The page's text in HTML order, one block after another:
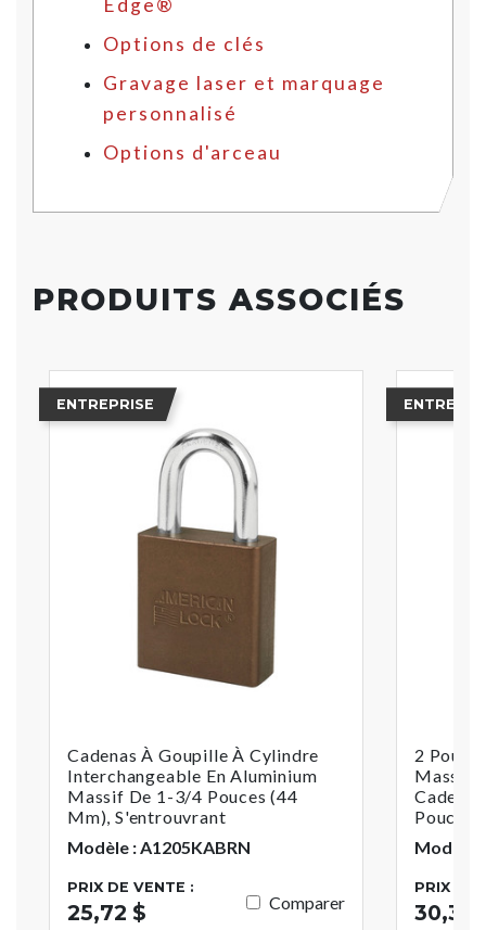
Edge®
Options de clés
Gravage laser et marquage
personnalisé
Options d'arceau
PRODUITS ASSOCIÉS
ENTREPRISE
Cadenas À Goupille À Cylindre
Interchangeable En Aluminium
Massif De 1-3/4 Pouces (44
Mm), S'entrouvrant
Modèle : A1205KABRN
PRIX DE VENTE :
25,72 $ Comparer
2
Massif
Pouces
Modèle
PRIX DE
30,36